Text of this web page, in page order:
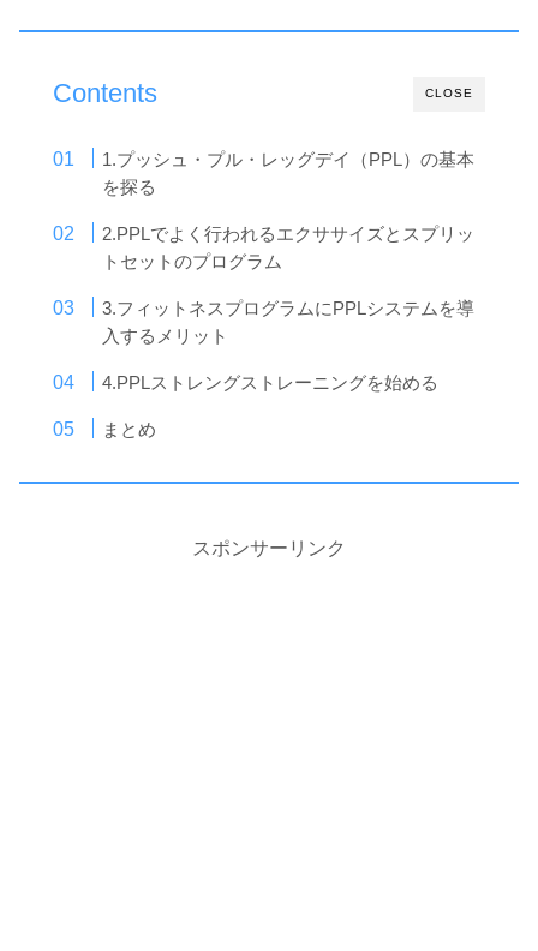
CLOSE
Contents
1.プッシュ・プル・レッグデイ（PPL）の基本
を探る
2.PPLでよく行われるエクササイズとスプリッ
トセットのプログラム
3.フィットネスプログラムにPPLシステムを導
入するメリット
4.PPLストレングストレーニングを始める
まとめ
スポンサーリンク